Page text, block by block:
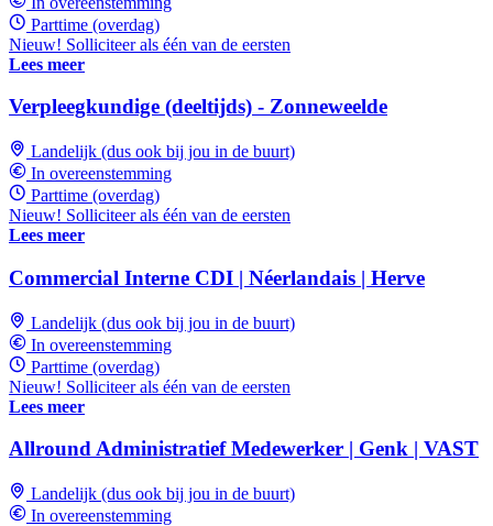
Parttime (overdag)
Nieuw! Solliciteer als één van de eersten
Lees meer
Verpleegkundige (deeltijds) - Zonneweelde
Landelijk (dus ook bij jou in de buurt)
In overeenstemming
Parttime (overdag)
Nieuw! Solliciteer als één van de eersten
Lees meer
Commercial Interne CDI | Néerlandais | Herve
Landelijk (dus ook bij jou in de buurt)
In overeenstemming
Parttime (overdag)
Nieuw! Solliciteer als één van de eersten
Lees meer
Allround Administratief Medewerker | Genk | VAST
Landelijk (dus ook bij jou in de buurt)
In overeenstemming